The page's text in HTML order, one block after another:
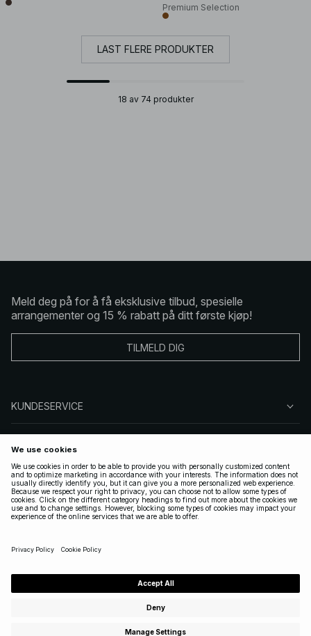
Premium Selection
LAST FLERE PRODUKTER
18 av 74 produkter
Meld deg på for å få eksklusive tilbud, spesielle
arrangementer og 15 % rabatt på ditt første kjøp!
TILMELD DIG
KUNDESERVICE
FØLG OSS
LOVLIG